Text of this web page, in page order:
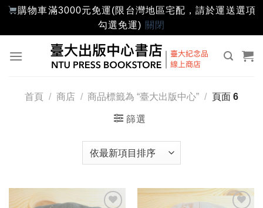
購物車滿3000元免運(限台灣地區宅配，請於運送選項
勾選免運) 關閉
首頁 / 商店 / 商品標籤為 “臺大出版中心” / 頁面 6
篩選